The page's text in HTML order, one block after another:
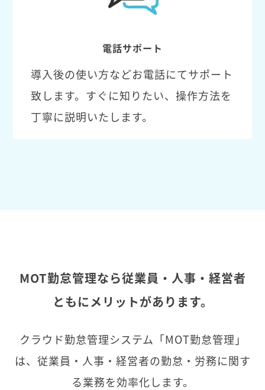
電話サポート
導入後の使い方などお電話にてサポート
致します。すぐに知りたい、操作方法を
丁寧に説明いたします。
MOT勤怠管理なら従業員・人事・経営者
ともにメリットがあります。
クラウド勤怠管理システム「MOT勤怠管理」
は、従業員・人事・経営者の勤怠・労務に関す
る業務を効率化します。